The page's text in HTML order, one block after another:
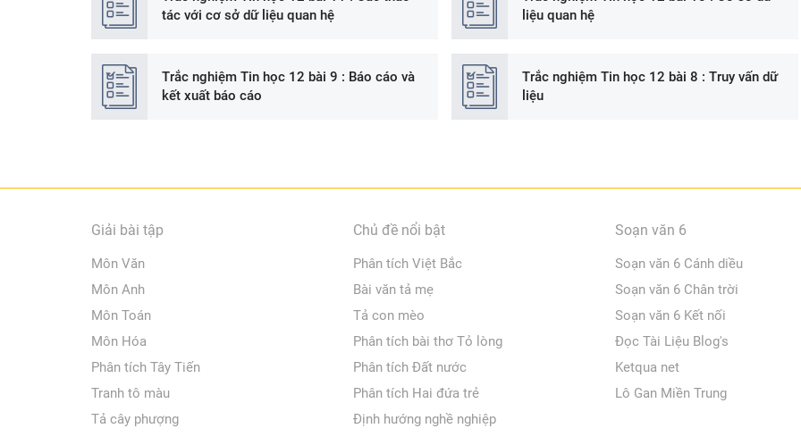
tác với cơ sở dữ liệu quan hệ
liệu quan hệ
Trắc nghiệm Tin học 12 bài 9 : Báo cáo và
kết xuất báo cáo
Trắc nghiệm Tin học 12 bài 8 : Truy vấn dữ
liệu
Giải bài tập
Môn Văn
Môn Anh
Môn Toán
Môn Hóa
Phân tích Tây Tiến
Tranh tô màu
Tả cây phượng
Chủ đề nổi bật
Phân tích Việt Bắc
Bài văn tả mẹ
Tả con mèo
Phân tích bài thơ Tỏ lòng
Phân tích Đất nước
Phân tích Hai đứa trẻ
Định hướng nghề nghiệp
Soạn văn 6
Soạn văn 6 Cánh diều
Soạn văn 6 Chân trời
Soạn văn 6 Kết nối
Đọc Tài Liệu Blog's
Ketqua net
Lô Gan Miền Trung